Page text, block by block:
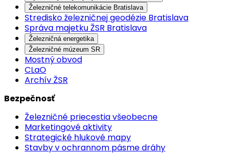
Železničné telekomunikácie Bratislava
Stredisko železničnej geodézie Bratislava
Správa majetku ŽSR Bratislava
Železničná energetika
Železničné múzeum SR
Mostný obvod
CLaO
Archív ŽSR
Bezpečnosť
Železničné priecestia všeobecne
Marketingové aktivity
Strategické hlukové mapy
Stavby v ochrannom pásme dráhy